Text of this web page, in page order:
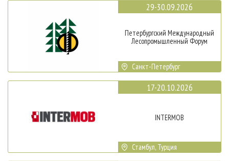
29-30.09.2026
Петербургский Международный
Лесопромышленный Форум
Санкт-Петербург
17-20.10.2026
INTERMOB
Стамбул, Турция